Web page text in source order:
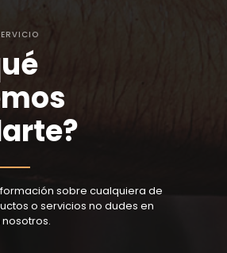
sobre cualquiera de
o servicios no dudes en